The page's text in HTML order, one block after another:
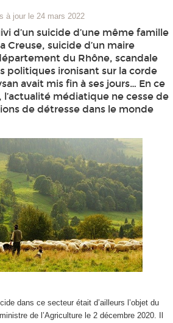
à jour le 24 mars 2022
d’un suicide d’une même famille
Creuse, suicide d’un maire
du Rhône, scandale
politiques ironisant sur la corde
avait mis fin à ses jours… En ce
l’actualité médiatique ne cesse de
de détresse dans le monde
dans ce secteur était d’ailleurs l’objet du
de l’Agriculture le 2 décembre 2020. Il